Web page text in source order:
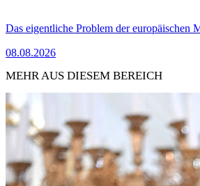
Das eigentliche Problem der europäischen
08.08.2026
MEHR AUS DIESEM BEREICH